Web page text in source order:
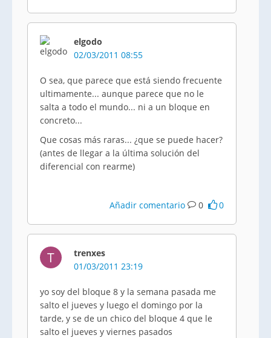
elgodo
02/03/2011 08:55
O sea, que parece que está siendo frecuente
ultimamente... aunque parece que no le
salta a todo el mundo... ni a un bloque en
concreto...
Que cosas más raras... ¿que se puede hacer?
(antes de llegar a la última solución del
diferencial con rearme)
Añadir comentario 0 0
T
trenxes
01/03/2011 23:19
yo soy del bloque 8 y la semana pasada me
salto el jueves y luego el domingo por la
tarde, y se de un chico del bloque 4 que le
salto el jueves y viernes pasados